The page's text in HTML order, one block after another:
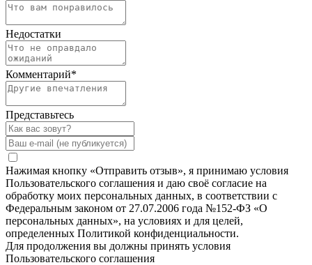
Недостатки
Комментарий*
Представьтесь
Нажимая кнопку «Отправить отзыв», я принимаю условия
Пользовательского соглашения и даю своё согласие на
обработку моих персональных данных, в соответствии с
Федеральным законом от 27.07.2006 года №152-ФЗ «О
персональных данных», на условиях и для целей,
определенных Политикой конфиденциальности.
Для продолжения вы должны принять условия
Пользовательского соглашения